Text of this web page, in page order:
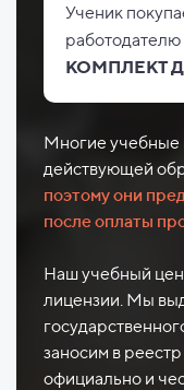
Ученик
работодателю
КОМПЛЕКТ
Многие учебные
действующей
поэтому они
после оплаты
Наш учебный
лицензии. Мы
заносим в
официально и